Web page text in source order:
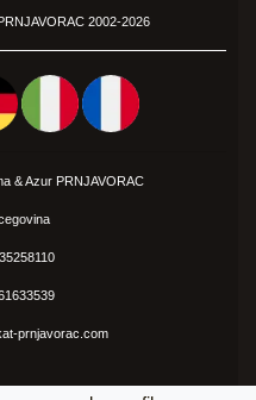
2002-2026
&Azur PRNJAVORAC
prnjavorac.com